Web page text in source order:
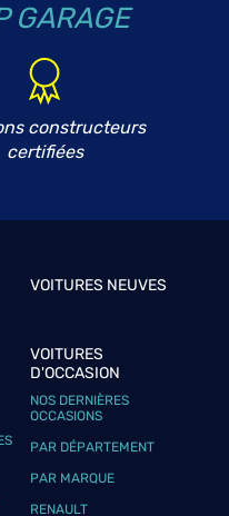
GARAGE
constructeurs
certifiées
VOITURES NEUVES
VOITURES
D'OCCASION
NOS DERNIÈRES
OCCASIONS
PAR DÉPARTEMENT
PAR MARQUE
RENAULT